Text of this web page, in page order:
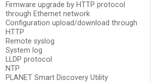
Firmware upgrade by HTTP protocol
through Ethernet network
Configuration upload/download through
HTTP
Remote syslog
System log
LLDP protocol
NTP
PLANET Smart Discovery Utility